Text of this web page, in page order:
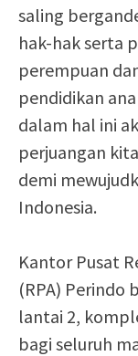
saling
hak-hak serta
perempuan
pendidikan
dalam hal ini
perjuangan
demi
Indonesia.
Kantor Pusat
(RPA) Perindo
lantai 2,
bagi seluruh